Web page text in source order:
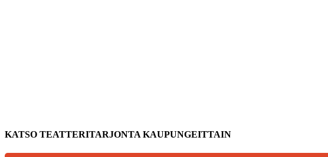
KATSO TEATTERITARJONTA KAUPUNGEITTAIN